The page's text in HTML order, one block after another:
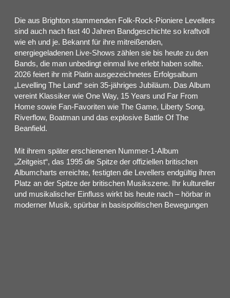
Die aus Brighton stammenden Folk-Rock-Pioniere Levellers
sind auch nach fast 40 Jahren Bandgeschichte so kraftvoll
wie eh und je. Bekannt für ihre mitreißenden,
energiegeladenen Live-Shows zählen sie bis heute zu den
Bands, die man unbedingt einmal live erlebt haben sollte.
2026 feiert ihr mit Platin ausgezeichnetes Erfolgsalbum
„Levelling The Land“ sein 35-jähriges Jubiläum. Das Album
vereint Klassiker wie One Way, 15 Years und Far From
Home sowie Fan-Favoriten wie The Game, Liberty Song,
Riverflow, Boatman und das explosive Battle Of The
Beanfield.
Mit ihrem später erschienenen Nummer-1-Album
„Zeitgeist“, das 1995 die Spitze der offiziellen britischen
Albumcharts erreichte, festigten die Levellers endgültig ihren
Platz an der Spitze der britischen Musikszene. Ihr kultureller
und musikalischer Einfluss wirkt bis heute nach – hörbar in
moderner Musik, spürbar in basispolitischen Bewegungen